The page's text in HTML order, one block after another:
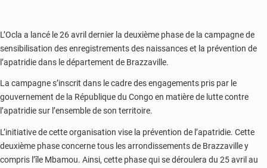
L’Ocla a lancé le 26 avril dernier la deuxième phase de la campagne de
sensibilisation des enregistrements des naissances et la prévention de
l’apatridie dans le département de Brazzaville.
La campagne s’inscrit dans le cadre des engagements pris par le
gouvernement de la République du Congo en matière de lutte contre
l’apatridie sur l’ensemble de son territoire.
L’initiative de cette organisation vise la prévention de l’apatridie. Cette
deuxième phase concerne tous les arrondissements de Brazzaville y
compris l’île Mbamou. Ainsi, cette phase qui se déroulera du 25 avril au